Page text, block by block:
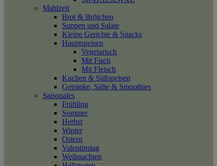
Mahlzeit
Brot & Brötchen
Suppen und Salate
Kleine Gerichte & Snacks
Hauptspeisen
Vegetarisch
Mit Fisch
Mit Fleisch
Kuchen & Süßspeisen
Getränke, Säfte & Smoothies
Saisonales
Frühling
Sommer
Herbst
Winter
Ostern
Valentinstag
Weihnachten